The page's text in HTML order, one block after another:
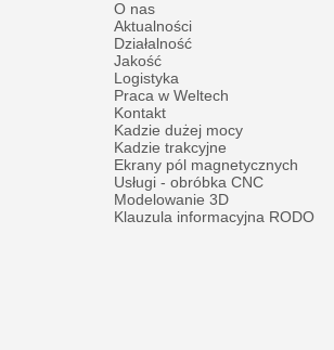
O nas
Aktualności
Działalność
Jakość
Logistyka
Praca w Weltech
Kontakt
Kadzie dużej mocy
Kadzie trakcyjne
Ekrany pól magnetycznych
Usługi - obróbka CNC
Modelowanie 3D
Klauzula informacyjna RODO